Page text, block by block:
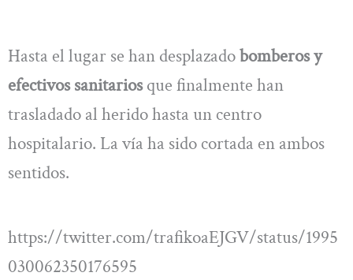
Hasta el lugar se han desplazadobomberos y
efectivos sanitariosque finalmente han
trasladado al herido hasta un centro
hospitalario. La vía ha sido cortada en ambos
sentidos.
https://twitter.com/trafikoaEJGV/status/1995
030062350176595